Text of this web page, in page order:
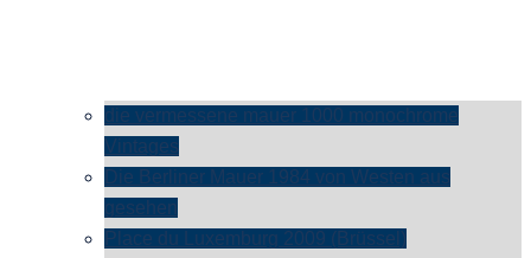
die vermessene mauer 1000 monochrome
Vintages
Die Berliner Mauer 1984 von Westen aus
gesehen
Place du Luxemburg 2009 (Brüssel)